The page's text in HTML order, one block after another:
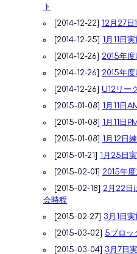
ト
[2014-12-22] 12月27
[2014-12-25] 1月11日
[2014-12-26] 2015年
[2014-12-26] 2015年度
[2014-12-26] U12リー
[2015-01-08] 1月11日
[2015-01-08] 1月11日
[2015-01-08] 1月12日
[2015-01-21] 1月25日
[2015-02-01] 2015年
[2015-02-18] 2月22日
会時程
[2015-02-27] 3月1日
[2015-03-02] 5ブロッ
[2015-03-04] 3月7日